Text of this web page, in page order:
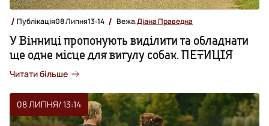
Публікація08 Липня13:14 Вежа,Діана Праведна
У Вінниці пропонують виділити та обладнати
ще одне місце для вигулу собак. ПЕТИЦІЯ
Читати більше
08 ЛИПНЯ/ 13:14